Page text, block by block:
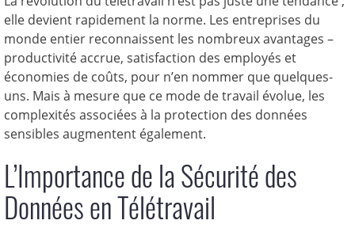
elle devient rapidement la norme. Les entreprises du
monde entier reconnaissent les nombreux avantages –
productivité accrue, satisfaction des employés et
économies de coûts, pour n’en nommer que quelques-
uns. Mais à mesure que ce mode de travail évolue, les
complexités associées à la protection des données
sensibles augmentent également.
L’Importance de la Sécurité des
Données en Télétravail